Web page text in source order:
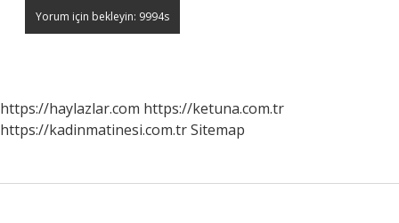
https://haylazlar.com https://ketuna.com.tr
https://kadinmatinesi.com.trSitemap